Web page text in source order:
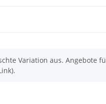
Variation aus. Angebote